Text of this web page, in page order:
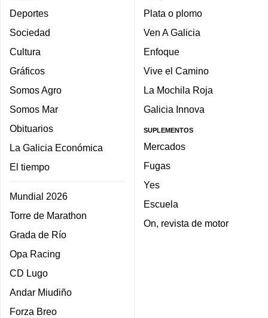
Deportes
Sociedad
Cultura
Gráficos
Somos Agro
Somos Mar
Obituarios
La Galicia Económica
El tiempo
Mundial 2026
Torre de Marathon
Grada de Río
Opa Racing
CD Lugo
Andar Miudiño
Forza Breo
Plata o plomo
Ven A Galicia
Enfoque
Vive el Camino
La Mochila Roja
Galicia Innova
SUPLEMENTOS
Mercados
Fugas
Yes
Escuela
On, revista de motor